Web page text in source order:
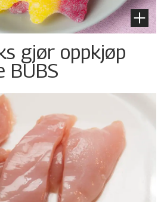
gjør oppkjøp
BUBS